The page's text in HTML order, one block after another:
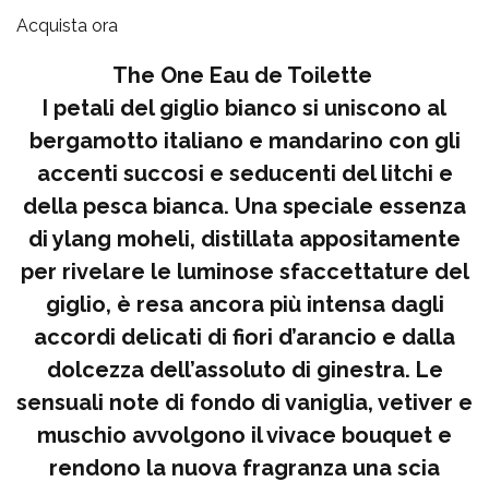
Acquista ora
The One Eau de Toilette
I petali del giglio bianco si uniscono al
bergamotto italiano e mandarino con gli
accenti succosi e seducenti del litchi e
della pesca bianca. Una speciale essenza
di ylang moheli, distillata appositamente
per rivelare le luminose sfaccettature del
giglio, è resa ancora più intensa dagli
accordi delicati di fiori d’arancio e dalla
dolcezza dell’assoluto di ginestra. Le
sensuali note di fondo di vaniglia, vetiver e
muschio avvolgono il vivace bouquet e
rendono la nuova fragranza una scia